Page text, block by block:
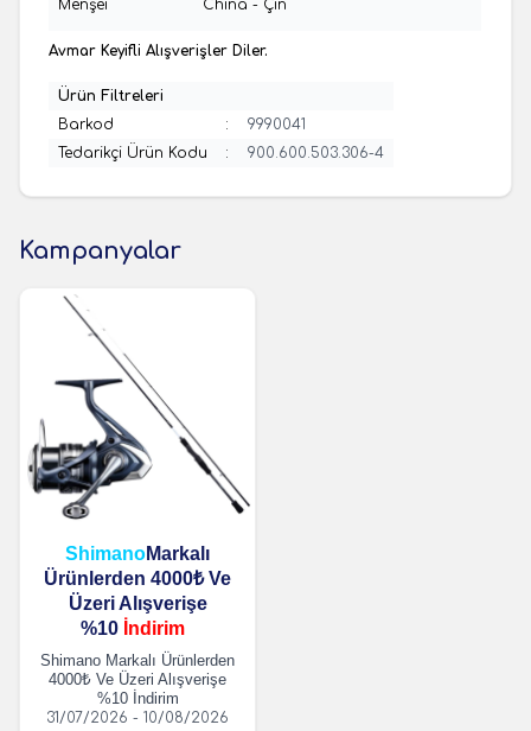
Menşei China - Çin
Avmar Keyifli Alışverişler Diler.
Ürün Filtreleri
Barkod
:
9990041
Tedarikçi Ürün Kodu
: 900.600.503.306-4
Kampanyalar
ShimanoMarkalı
Ürünlerden 4000₺ Ve
Üzeri Alışverişe
%10 İndirim
Shimano Markalı Ürünlerden
4000₺ Ve Üzeri Alışverişe
%10 İndirim
31/07/2026 - 10/08/2026